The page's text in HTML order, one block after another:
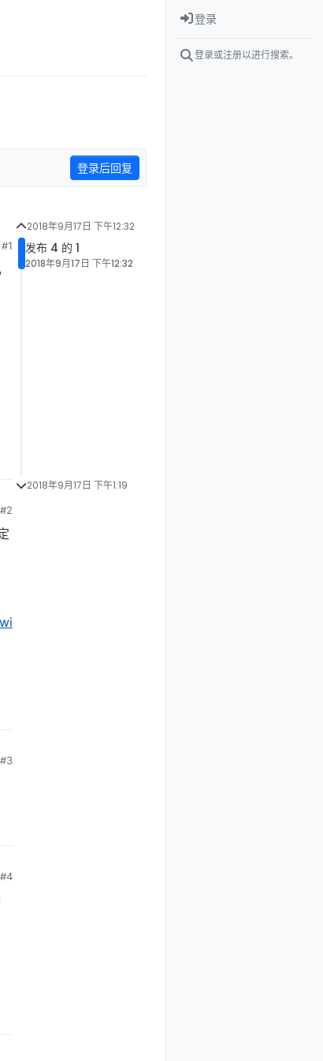
登录后回复
#1
#2
#3
#4
2018年9月17日 下午12:32
发布 4 的 1
2018年9月17日 下午12:32
2018年9月17日 下午1:19
登录
登录或注册以进行搜索。